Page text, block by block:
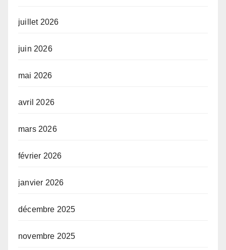
juillet 2026
juin 2026
mai 2026
avril 2026
mars 2026
février 2026
janvier 2026
décembre 2025
novembre 2025